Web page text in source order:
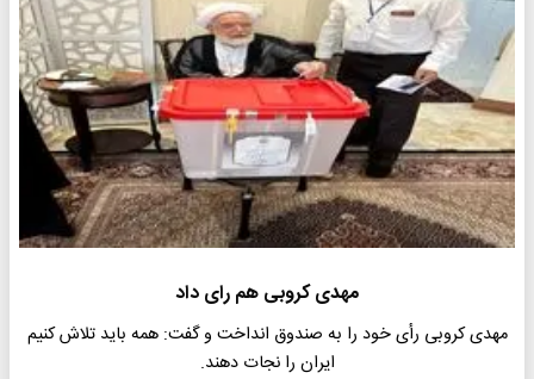
مهدی کروبی هم رای داد
مهدی کروبی رأی خود را به صندوق انداخت و گفت: همه باید تلاش کنیم
ایران را نجات دهند.